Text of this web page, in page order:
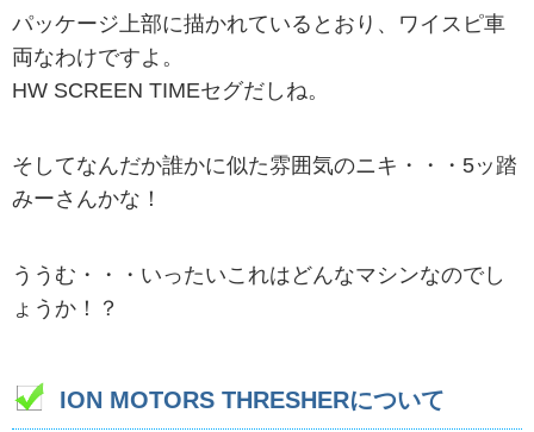
パッケージ上部に描かれているとおり、ワイスピ車
両なわけですよ。
HW SCREEN TIMEセグだしね。
そしてなんだか誰かに似た雰囲気のニキ・・・5ッ踏
みーさんかな！
ううむ・・・いったいこれはどんなマシンなのでし
ょうか！？
ION MOTORS THRESHERについて